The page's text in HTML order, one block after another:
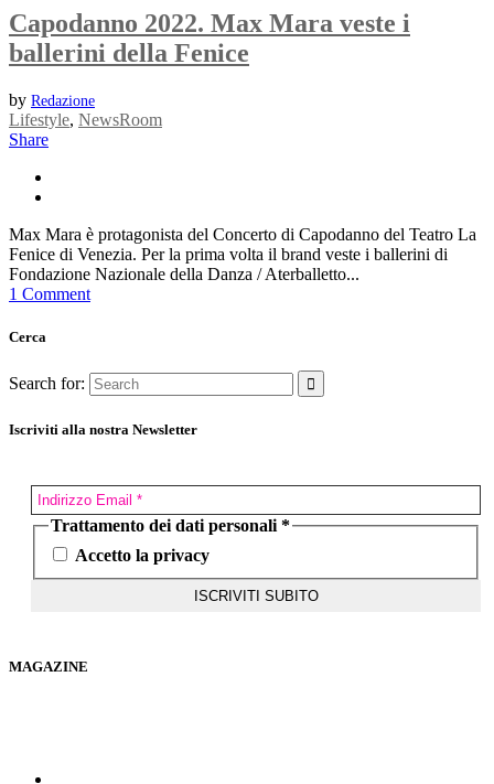
Capodanno 2022. Max Mara veste i
ballerini della Fenice
by Redazione
Lifestyle, NewsRoom
Share
Max Mara è protagonista del Concerto di Capodanno del Teatro La
Fenice di Venezia. Per la prima volta il brand veste i ballerini di
Fondazione Nazionale della Danza / Aterballetto...
1 Comment
Cerca
Search for:
Iscriviti alla nostra Newsletter
Trattamento dei dati personali *
Accetto la privacy
MAGAZINE